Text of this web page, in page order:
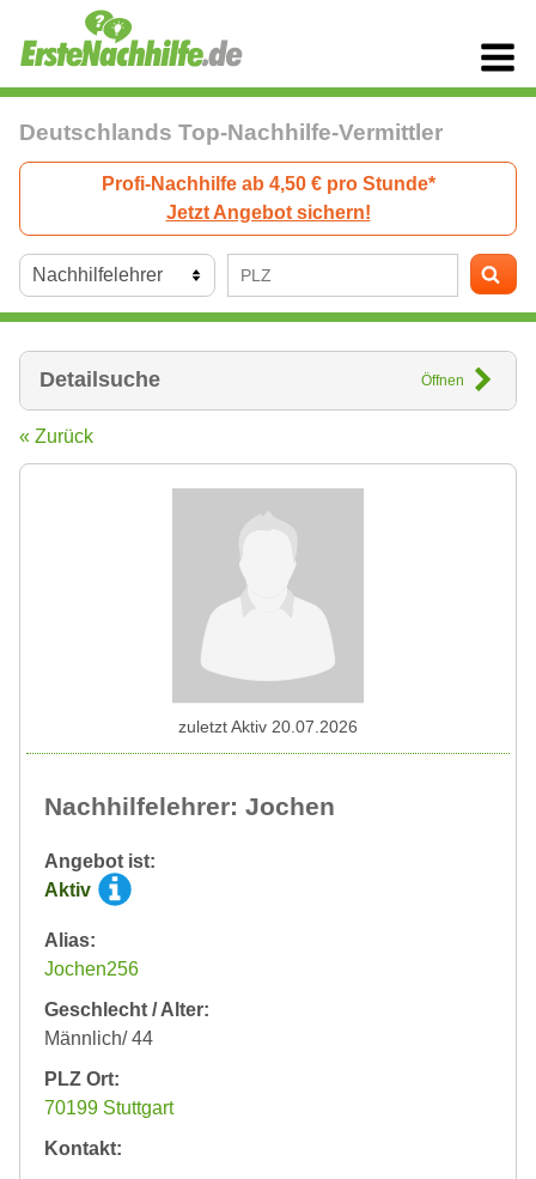
Deutschlands Top-Nachhilfe-Vermittler
Profi-Nachhilfe ab 4,50 € pro Stunde*
Jetzt Angebot sichern!
Detailsuche Öffnen
« Zurück
Nachhilfelehrer: Jochen
Angebot ist:
Aktiv
Alias:
Jochen256
Geschlecht / Alter:
Männlich/ 44
PLZ Ort:
70199 Stuttgart
Kontakt:
zuletzt Aktiv 20.07.2026